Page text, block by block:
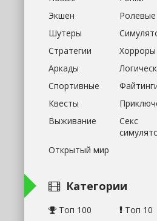
Экшен
Ролевые
Шутеры
Стратегии
Хорроры
Аркады
Спортивные
Квесты
Выживание
Секс
Открытый мир
Категории
Топ 100
Топ 10